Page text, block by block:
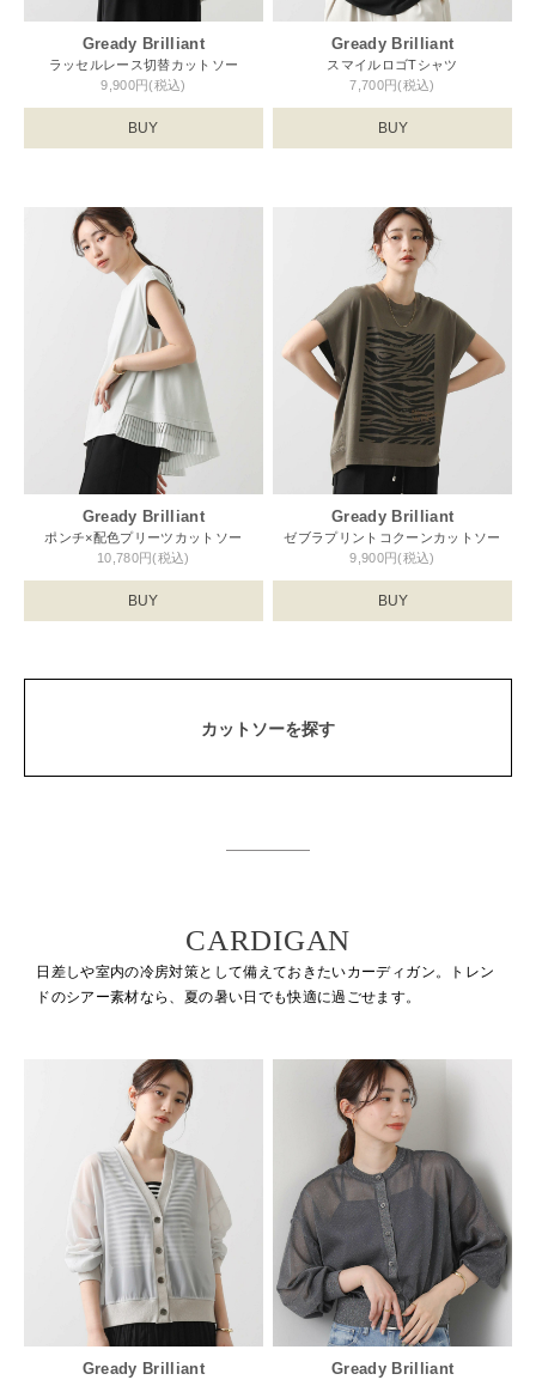
Gready Brilliant
ラッセルレース切替カットソー
9,900円(税込)
BUY
Gready Brilliant
スマイルロゴTシャツ
7,700円(税込)
BUY
Gready Brilliant
ポンチ×配色プリーツカットソー
10,780円(税込)
BUY
Gready Brilliant
ゼブラプリントコクーンカットソー
9,900円(税込)
BUY
カットソーを探す
CARDIGAN
日差しや室内の冷房対策として備えておきたいカーディガン。
トレン
ドのシアー素材なら、夏の暑い日でも快適に過ごせます。
Gready Brilliant Gready Brilliant